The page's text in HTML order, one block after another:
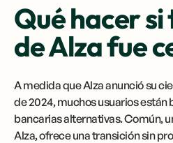
Qué hacer
de Alza fue
A medida que Alza anunció su
de 2024, muchos usuarios están
bancarias alternativas. Común,
Alza, ofrece una transición sin